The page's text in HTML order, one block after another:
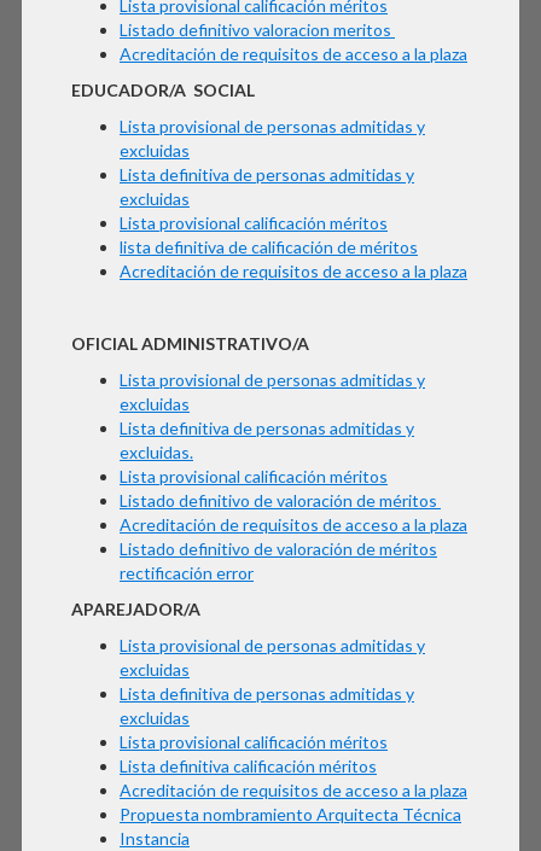
Lista provisional calificación méritos
Listado definitivo valoracion meritos
Acreditación de requisitos de acceso a la plaza
EDUCADOR/A SOCIAL
Lista provisional de personas admitidas y
excluidas
Lista definitiva de personas admitidas y
excluidas
Lista provisional calificación méritos
lista definitiva de calificación de méritos
Acreditación de requisitos de acceso a la plaza
OFICIAL ADMINISTRATIVO/A
Lista provisional de personas admitidas y
excluidas
Lista definitiva de personas admitidas y
excluidas.
Lista provisional calificación méritos
Listado definitivo de valoración de méritos
Acreditación de requisitos de acceso a la plaza
Listado definitivo de valoración de méritos
rectificación error
APAREJADOR/A
Lista provisional de personas admitidas y
excluidas
Lista definitiva de personas admitidas y
excluidas
Lista provisional calificación méritos
Lista definitiva calificación méritos
Acreditación de requisitos de acceso a la plaza
Propuesta nombramiento Arquitecta Técnica
Instancia